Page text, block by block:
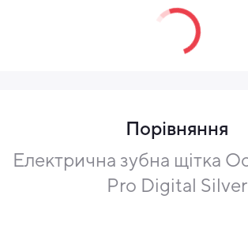
Oclean X Plus Pro Digital отримала понад
міжнародних нагород за дизайн,
технологічність.
Порівняння
Електрична зубна щітка
Pro Digital Silver